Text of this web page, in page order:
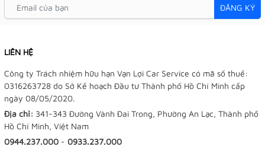
ĐĂNG KÝ
LIÊN HỆ
Công ty Trách nhiệm hữu hạn Vạn Lợi Car Service có mã số thuế:
0316263728 do Sở Kế hoạch Đầu tư Thành phố Hồ Chí Minh cấp
ngày 08/05/2020.
Địa chỉ: 341-343 Đường Vành Đai Trong, Phường An Lạc, Thành phố
Hồ Chí Minh, Việt Nam
0944.237.000 - 0933.237.000